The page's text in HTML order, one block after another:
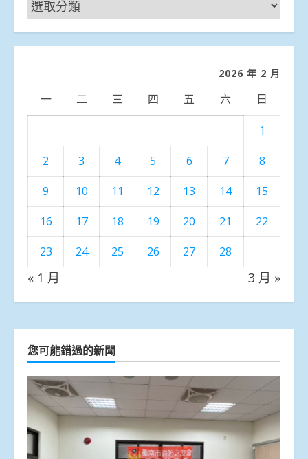
聞
分
2026 年 2 月
一 二 三 四 五 六 日
1
2
3 4 5 6 7
8
9
10 11 12 13 14
15
16
17 18 19 20 21
22
23
24 25 26 27 28
« 1 月 3 月 »
您可能錯過的新聞